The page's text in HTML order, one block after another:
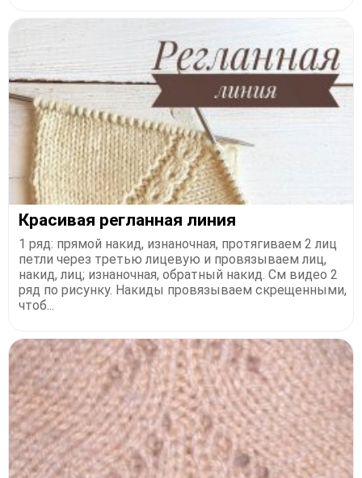
Красивая регланная линия
1 ряд: прямой накид, изнаночная, протягиваем 2 лиц
петли через третью лицевую и провязываем лиц,
накид, лиц; изнаночная, обратный накид. См видео 2
ряд по рисунку. Накиды провязываем скрещенными,
чтоб...